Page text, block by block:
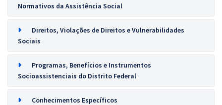
Normativos da Assistência Social
Direitos, Violações de Direitos e Vulnerabilidades
Sociais
Programas, Benefícios e Instrumentos
Socioassistenciais do Distrito Federal
Conhecimentos Específicos